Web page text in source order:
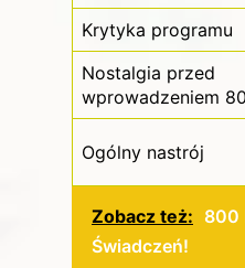
Krytyka programu
Nostalgia przed
wprowadzeniem
Ogólny nastrój
Zobacz też: 800
Świadczeń!